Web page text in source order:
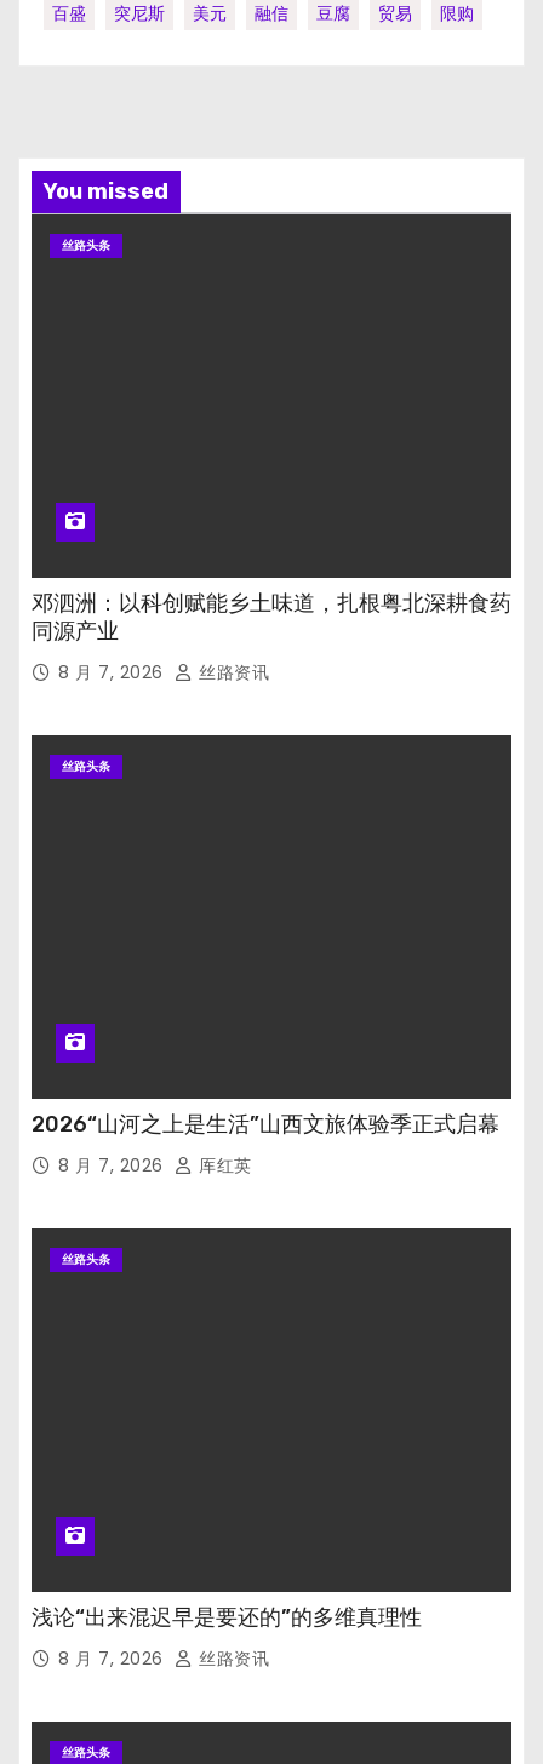
百盛
突尼斯 美元 融信 豆腐 贸易 限购
You missed
丝路头条
邓泗洲：以科创赋能乡土味道，扎根粤北深耕食药
同源产业
8 月 7, 2026 丝路资讯
丝路头条
2026“山河之上是生活”山西文旅体验季正式启幕
8 月 7, 2026 厍红英
丝路头条
浅论“出来混迟早是要还的”的多维真理性
8 月 7, 2026 丝路资讯
丝路头条